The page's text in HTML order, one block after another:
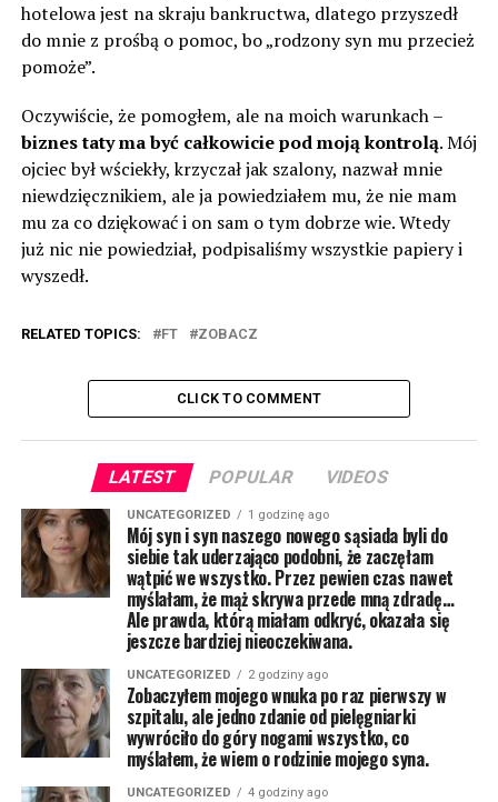
hotelowa jest na skraju bankructwa, dlatego przyszedł
do mnie z prośbą o pomoc, bo „rodzony syn mu przecież
pomoże”.
Oczywiście, że pomogłem, ale na moich warunkach –
biznes taty ma być całkowicie pod moją kontrolą. Mój
ojciec był wściekły, krzyczał jak szalony, nazwał mnie
niewdzięcznikiem, ale ja powiedziałem mu, że nie mam
mu za co dziękować i on sam o tym dobrze wie. Wtedy
już nic nie powiedział, podpisaliśmy wszystkie papiery i
wyszedł.
RELATED TOPICS: FT ZOBACZ
CLICK TO COMMENT
LATEST POPULAR VIDEOS
UNCATEGORIZED 1 godzinę ago
Mój syn i syn naszego nowego sąsiada byli do
siebie tak uderzająco podobni, że zaczęłam
wątpić we wszystko. Przez pewien czas nawet
myślałam, że mąż skrywa przede mną zdradę…
Ale prawda, którą miałam odkryć, okazała się
jeszcze bardziej nieoczekiwana.
UNCATEGORIZED 2 godziny ago
Zobaczyłem mojego wnuka po raz pierwszy w
szpitalu, ale jedno zdanie od pielęgniarki
wywróciło do góry nogami wszystko, co
myślałem, że wiem o rodzinie mojego syna.
UNCATEGORIZED 4 godziny ago